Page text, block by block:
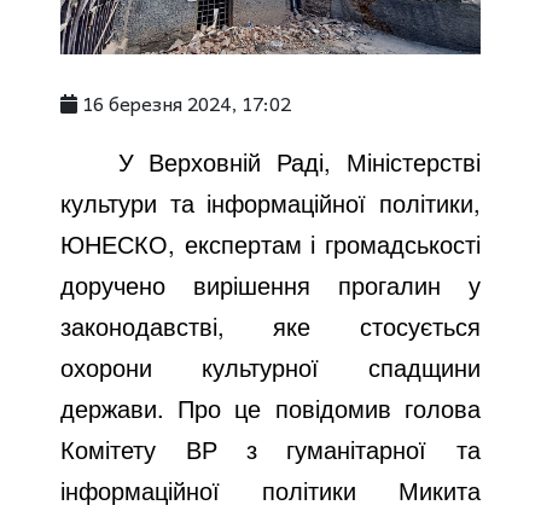
16 березня 2024, 17:02
У Верховній Раді, Міністерстві
культури та інформаційної політики,
ЮНЕСКО, експертам і громадськості
доручено вирішення прогалин у
законодавстві, яке стосується
охорони культурної спадщини
держави. Про це повідомив голова
Комітету ВР з гуманітарної та
інформаційної політики Микита